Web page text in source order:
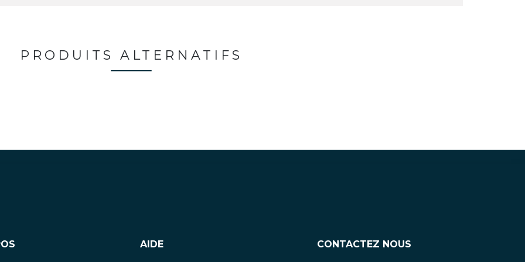
PRODUITS ALTERNATIFS
AIDE CONTACTEZ NOUS